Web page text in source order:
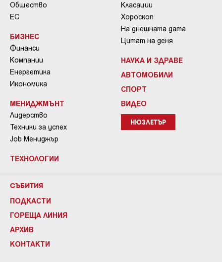
Общество
ЕС
БИЗНЕС
Финанси
Компании
Енергетика
Икономика
МЕНИДЖМЪНТ
Лидерство
Техники за успех
Job Мениджър
ТЕХНОЛОГИИ
Класации
Хороскоп
На днешната дата
Цитат на деня
НАУКА И ЗДРАВЕ
АВТОМОБИЛИ
СПОРТ
ВИДЕО
НЮЗЛЕТЪР
СЪБИТИЯ
ПОДКАСТИ
ГОРЕЩА ЛИНИЯ
АРХИВ
КОНТАКТИ